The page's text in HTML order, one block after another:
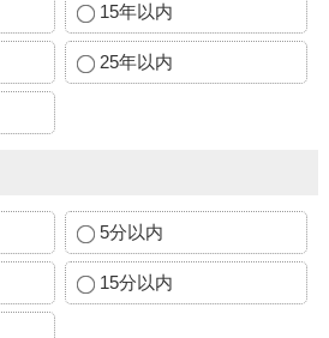
15年以内
25年以内
5分以内
15分以内